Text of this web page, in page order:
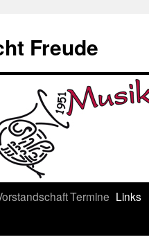
Freude
Termine Links